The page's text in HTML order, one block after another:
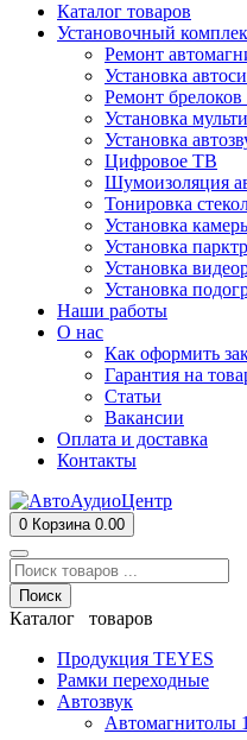
Каталог товаров
Установочный
Ремонт
Установка
Ремонт
Установка
Установка
Цифровое ТВ
Шумоизоляция
Тонировка
Установка
Установка
Установка
Установка
Наши работы
О нас
Как оформить
Гарантия на
Статьи
Вакансии
Оплата и доставка
Контакты
0 Корзина 0.00
Поиск
Каталог товаров
Продукция TEYES
Рамки переходные
Автозвук
Автомагнитолы